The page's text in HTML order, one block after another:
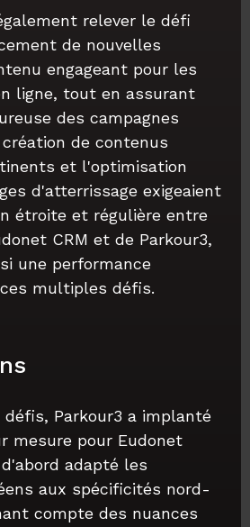
relever le défi
de nouvelles
engageant pour les
ligne, tout en assurant
des campagnes
de contenus
et l'optimisation
d'atterrissage exigeaient
étroite et régulière entre
CRM et de Parkour3,
une performance
multiples défis.
défis, Parkour3 a implanté
mesure pour Eudonet
d'abord adapté les
aux spécificités nord-
compte des nuances